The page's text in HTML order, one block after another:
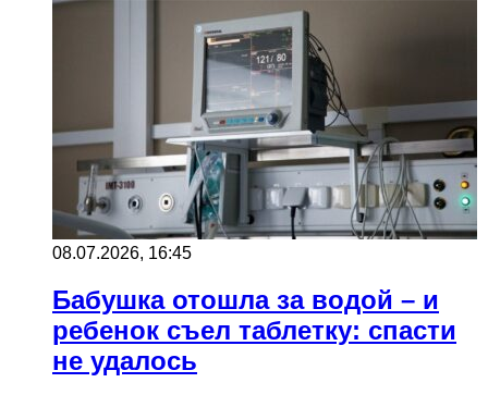
08.07.2026, 16:45
Бабушка отошла за водой – и
ребенок съел таблетку: спасти
не удалось